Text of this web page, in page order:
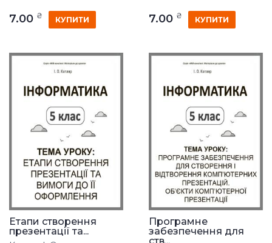
7.00 ₴ КУПИТИ 7.00 ₴ КУПИТИ
Етапи створення
презентації та...
Програмне
забезпечення для